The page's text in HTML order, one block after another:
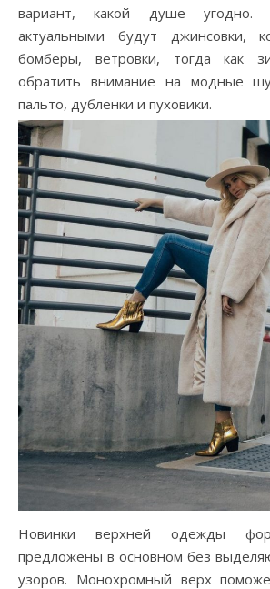
вариант, какой душе угодно.
актуальными будут джинсовки,
бомберы, ветровки, тогда как
обратить внимание на модные
пальто, дубленки и пуховики.
Новинки верхней одежды
предложены в основном без
узоров. Монохромный верх